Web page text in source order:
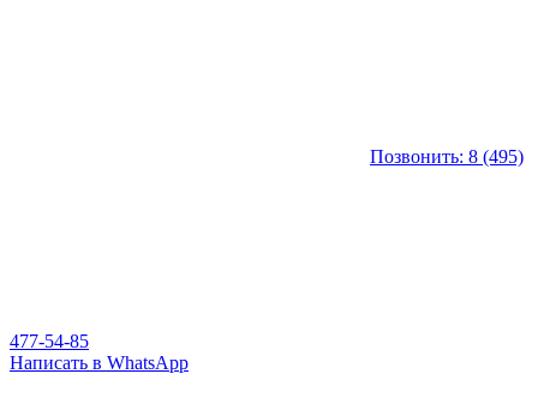
Позвонить: 8 (495)
477-54-85
Написать в WhatsApp